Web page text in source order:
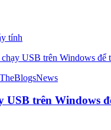
tính
TheBlogsNews
USB trên Windows